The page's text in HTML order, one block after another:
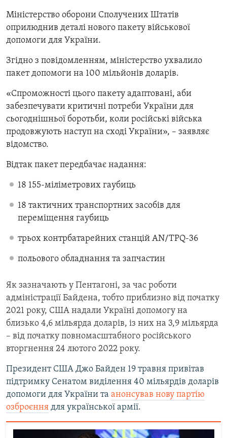
ДОЛУЧАЙСЯ!
Усі сайти RFE/RL
Міністерство оборони Сполучених Штатів
оприлюднив деталі нового пакету військової
допомоги для України.
Згідно з повідомленням, міністерство ухвалило
пакет допомоги на 100 мільйонів доларів.
«Спроможності цього пакету адаптовані, аби
забезпечувати критичні потреби України для
сьогоднішньої боротьби, коли російські війська
продовжують наступ на сході України», – заявляє
відомство.
Відтак пакет передбачає надання:
18 155-міліметрових гаубиць
18 тактичних транспортних засобів для
переміщення гаубиць
трьох контрбатарейних станцій AN/TPQ-36
польового обладнання та запчастин
Як зазначають у Пентагоні, за час роботи
адміністрації Байдена, тобто приблизно від початку
2021 року, США надали Україні допомогу на
близько 4,6 мільярда доларів, із них на 3,9 мільярда
– від початку повномасштабного російського
вторгнення 24 лютого 2022 року.
Президент США Джо Байден 19 травня привітав
підтримку Сенатом виділення 40 мільярдів доларів
допомоги для України та анонсував нову партію
озброєння для української армії.